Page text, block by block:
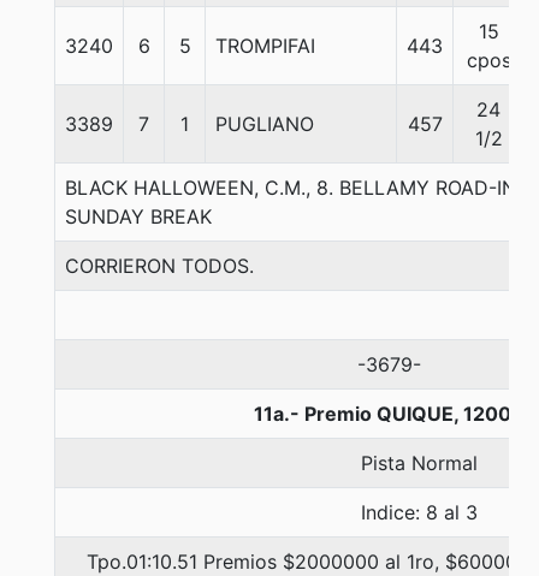
3240 6 5 TROMPIFAI 443
15
cpos
3389 7 1 PUGLIANO 457
24
1/2
BLACK HALLOWEEN, C.M., 8. BELLAMY ROAD-
SUNDAY BREAK
CORRIERON TODOS.
-3679-
11a.- Premio QUIQUE, 1200
Pista Normal
Indice: 8 al 3
Tpo.01:10.51 Premios $2000000 al 1ro,